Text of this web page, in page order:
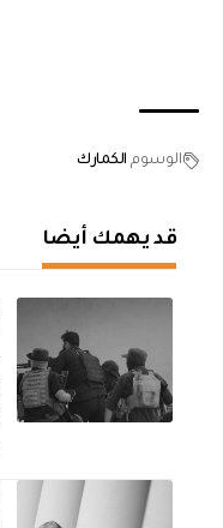
الوسوم الكمارك
قد يهمك أيضا